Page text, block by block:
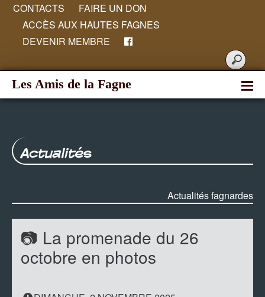
CONTACTS
FAIRE UN DON
ACCÈS AUX HAUTES FAGNES
DEVENIR MEMBRE
Les Amis de la Fagne
Actualités
Actualités fagnardes
📷 La promenade du 26
octobre en photos